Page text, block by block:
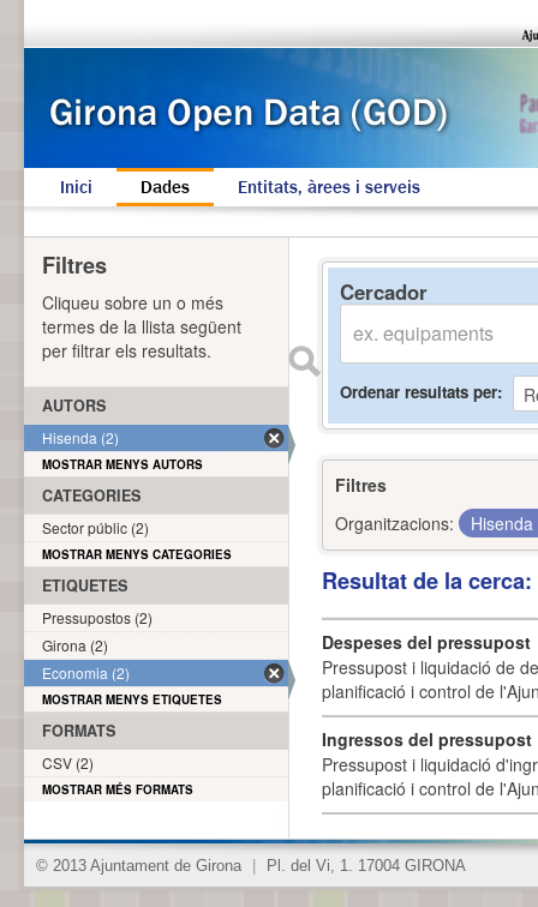
Inici Dades Entitats, àrees i serveis
Cercador
Ordenar resultats per
Filtres
Organitzacions:
Hisenda
Resultat de la
Despeses del pressupost
Pressupost i liquidació de
planificació i control de
Ingressos del pressupost
Pressupost i liquidació
planificació i control de
Filtres
Cliqueu sobre un o més
termes de la llista següent
per filtrar els resultats.
AUTORS
Hisenda (2)
MOSTRAR MENYS AUTORS
CATEGORIES
Sector públic (2)
MOSTRAR MENYS CATEGORIES
ETIQUETES
Pressupostos (2)
Girona (2)
Economia (2)
MOSTRAR MENYS ETIQUETES
FORMATS
CSV (2)
MOSTRAR MÉS FORMATS
© 2013 Ajuntament de Girona Pl. del Vi, 1. 17004 GIRONA